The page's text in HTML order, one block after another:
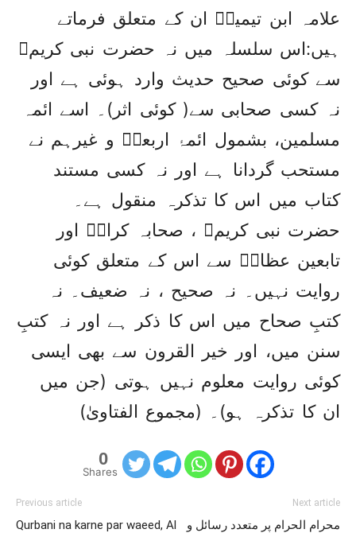
علامہ ابن تیمیہؒ ان کے متعلق فرماتے
ہیں:اس سلسلہ میں نہ حضرت نبی کریمﷺ
سے کوئی صحیح حدیث وارد ہوئی ہے اور
نہ کسی صحابی سے( کوئی اثر)۔ اسے ائمہ
مسلمین، بشمول ائمۂ اربعہؒ و غیرہم نے
مستحب گردانا ہے اور نہ کسی مستند
کتاب میں اس کا تذکرہ منقول ہے۔
حضرت نبی کریمﷺ ، صحابہ کرامؓ اور
تابعین عظامؒ سے اس کے متعلق کوئی
روایت نہیں۔ نہ صحیح ، نہ ضعیف۔ نہ
کتبِ صحاح میں اس کا ذکر ہے اور نہ کتبِ
سنن میں، اور خیر القرون سے بھی ایسی
کوئی روایت معلوم نہیں ہوتی (جن میں
ان کا تذکرہ ہو)۔ (مجموع الفتاویٰ)
0
Shares
Previous article
Qurbani na karne par waeed, Al
Next article
محرام الحرام پر متعدد رسائل و